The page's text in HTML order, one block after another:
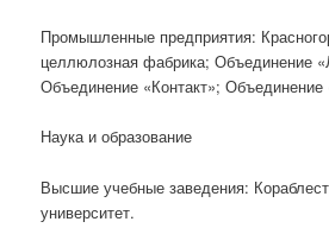
Промышленные предприятия:
целлюлозная фабрика; Объединение
Объединение «Контакт»; Объединение
Наука и образование
Высшие учебные заведения:
университет.